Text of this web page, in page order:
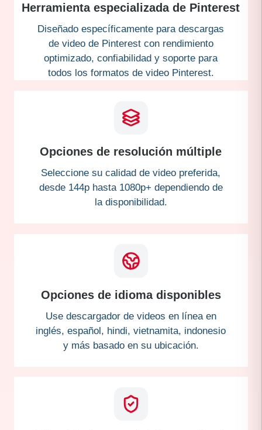
Herramienta especializada de Pinterest
Diseñado específicamente para descargas
de video de Pinterest con rendimiento
optimizado, confiabilidad y soporte para
todos los formatos de video Pinterest.
Opciones de resolución múltiple
Seleccione su calidad de video preferida,
desde 144p hasta 1080p+ dependiendo de
la disponibilidad.
Opciones de idioma disponibles
Use descargador de videos en línea en
inglés, español, hindi, vietnamita, indonesio
y más basado en su ubicación.